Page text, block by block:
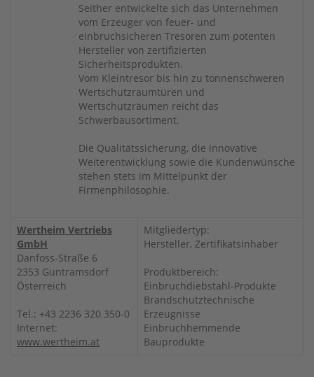
Seither entwickelte sich das Unternehmen
vom Erzeuger von feuer- und
einbruchsicheren Tresoren zum potenten
Hersteller von zertifizierten
Sicherheitsprodukten.
Vom Kleintresor bis hin zu tonnenschweren
Wertschutzraumtüren und
Wertschutzräumen reicht das
Schwerbausortiment.
Die Qualitätssicherung, die innovative
Weiterentwicklung sowie die Kundenwünsche
stehen stets im Mittelpunkt der
Firmenphilosophie.
Wertheim Vertriebs
GmbH
Danfoss-Straße 6
2353 Guntramsdorf
Österreich
Tel.: +43 2236 320 350-0
Internet:
www.wertheim.at
Mitgliedertyp:
Hersteller, Zertifikatsinhaber
Produktbereich:
Einbruchdiebstahl-Produkte
Brandschutztechnische
Erzeugnisse
Einbruchhemmende
Bauprodukte